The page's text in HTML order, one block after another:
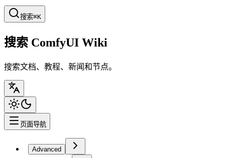
搜索⌘K
搜索 ComfyUI Wiki
搜索文档、教程、新闻和节点。
页面导航
Advanced